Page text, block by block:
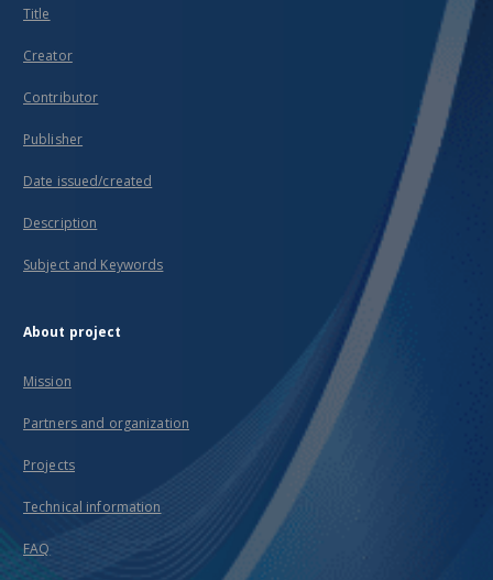
Title
Creator
Contributor
Publisher
Date issued/created
Description
Subject and Keywords
About project
Mission
Partners and organization
Projects
Technical information
FAQ